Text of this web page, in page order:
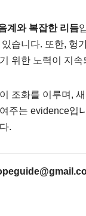
계와 복잡한 리듬
습니다. 또한, 헝
위한 노력이 지속
조화를 이루며,
주는 evidence입
.